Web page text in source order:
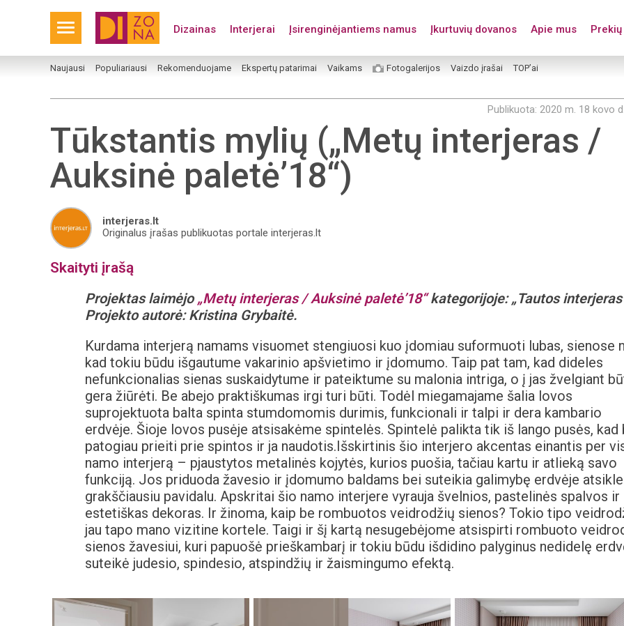
Dizainas Interjerai Įsirenginėjantiems namus Įkurtuvių dovanos Apie mus
Naujausi Populiariausi Rekomenduojame Ekspertų patarimai Vaikams Fotogalerijos Vaizdo įrašai TOP’ai
Publikuota: 2020 m. 18 kovo
Tūkstantis mylių („Metų interjeras /
Auksinė paletė’18“)
interjeras.lt
Originalus įrašas publikuotas portale interjeras.lt
Skaityti įrašą
Projektas laimėjo„Metų interjeras / Auksinė paletė’18“kategorijoje: „Tautos
Projekto autorė: Kristina Grybaitė.
Kurdama interjerą namams visuomet stengiuosi kuo įdomiau suformuoti lubas, sienose
kad tokiu būdu išgautume vakarinio apšvietimo ir įdomumo. Taip pat tam, kad dideles
nefunkcionalias sienas suskaidytume ir pateiktume su malonia intriga, o į jas žvelgiant
gera žiūrėti. Be abejo praktiškumas irgi turi būti. Todėl miegamajame šalia lovos
suprojektuota balta spinta stumdomomis durimis, funkcionali ir talpi ir dera kambario
erdvėje. Šioje lovos pusėje atsisakėme spintelės. Spintelė palikta tik iš lango pusės, kad
patogiau prieiti prie spintos ir ja naudotis.Išskirtinis šio interjero akcentas einantis per
namo interjerą – pjaustytos metalinės kojytės, kurios puošia, tačiau kartu ir atlieką savo
funkciją. Jos priduoda žavesio ir įdomumo baldams bei suteikia galimybę erdvėje
grakščiausiu pavidalu. Apskritai šio namo interjere vyrauja švelnios, pastelinės spalvos ir
estetiškas dekoras. Ir žinoma, kaip be rombuotos veidrodžių sienos? Tokio tipo
jau tapo mano vizitine kortele. Taigi ir šį kartą nesugebėjome atsispirti rombuoto
sienos žavesiui, kuri papuošė prieškambarį ir tokiu būdu išdidino palyginus nedidelę
suteikė judesio, spindesio, atspindžių ir žaismingumo efektą.